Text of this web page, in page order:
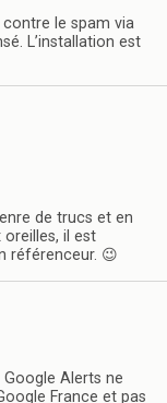
le spam via
L’installation est
de trucs et en
oreilles, il est
référenceur. 😉
Alerts ne
France et pas